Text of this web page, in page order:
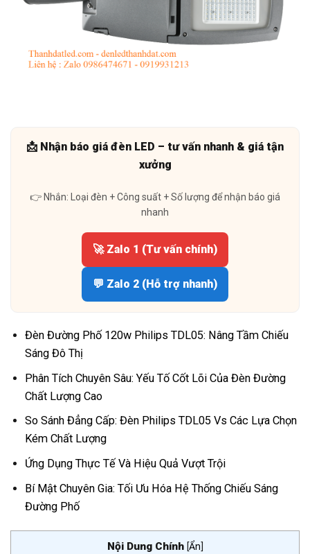
📩 Nhận báo giá đèn LED – tư vấn nhanh & giá tận
xưởng
👉 Nhắn: Loại đèn + Công suất + Số lượng để nhận báo giá
nhanh
🚀 Zalo 1 (Tư vấn chính)
💬 Zalo 2 (Hỗ trợ nhanh)
Đèn Đường Phố 120w Philips TDL05: Nâng Tầm Chiếu
Sáng Đô Thị
Phân Tích Chuyên Sâu: Yếu Tố Cốt Lõi Của Đèn Đường
Chất Lượng Cao
So Sánh Đẳng Cấp: Đèn Philips TDL05 Vs Các Lựa Chọn
Kém Chất Lượng
Ứng Dụng Thực Tế Và Hiệu Quả Vượt Trội
Bí Mật Chuyên Gia: Tối Ưu Hóa Hệ Thống Chiếu Sáng
Đường Phố
Nội Dung Chính [Ẩn]